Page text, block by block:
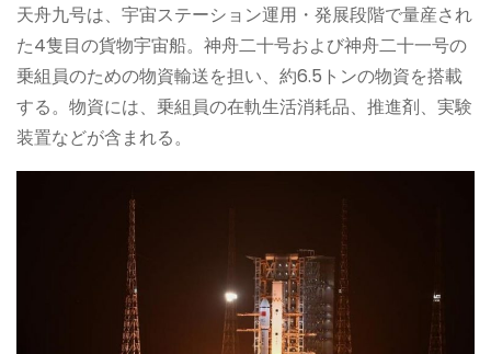
天舟九号は、宇宙ステーション運用・発展段階で量産され
た4隻目の貨物宇宙船。神舟二十号および神舟二十一号の
乗組員のための物資輸送を担い、約6.5トンの物資を搭載
する。物資には、乗組員の在軌生活消耗品、推進剤、実験
装置などが含まれる。